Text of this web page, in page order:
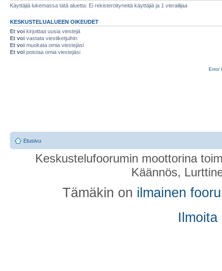
Käyttäjiä lukemassa tätä aluetta: Ei rekisteröityneitä käyttäjiä ja 1 vierailijaa
KESKUSTELUALUEEN OIKEUDET
Et voi kirjoittaa uusia viestejä
Et voi vastata viestiketjuihin
Et voi muokata omia viestejäsi
Et voi poistaa omia viestejäsi
Error
Etusivu
Keskustelufoorumin moottorina
Käännös,
Tämäkin on ilmainen